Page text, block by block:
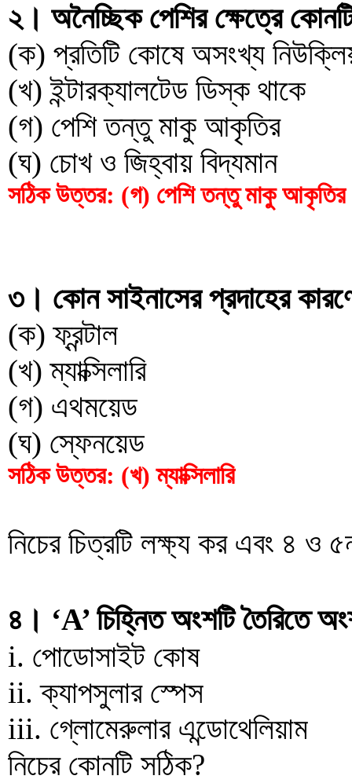
২। অনৈচ্ছিক পেশির ক্ষেত্রে
(ক) প্রতিটি কোষে অসংখ্য
(খ) ইন্টারক্যালটেড ডিস্ক থাকে
(গ) পেশি তন্তু মাকু আকৃতির
(ঘ) চোখ ও জিহ্বায় বিদ্যমান
সঠিক উত্তর: (গ) পেশি তন্তু মাকু আকৃতির
৩। কোন সাইনাসের প্রদাহের
(ক) ফ্রন্টাল
(খ) ম্যাক্সিলারি
(গ) এথময়েড
(ঘ) স্ফেনয়েড
সঠিক উত্তর: (খ) ম্যাক্সিলারি
নিচের চিত্রটি লক্ষ্য কর এবং ৪ ও
৪। ‘A’ চিহ্নিত অংশটি তৈরিতে
i. পোডোসাইট কোষ
ii. ক্যাপসুলার স্পেস
iii. গ্লোমেরুলার এন্ডোথেলিয়াম
নিচের কোনটি সঠিক?